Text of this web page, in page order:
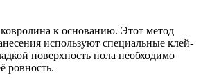
к основанию. Этот метод
используют специальные клей-
поверхность пола необходимо
ровность.